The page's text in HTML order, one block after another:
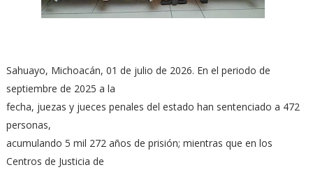
Sahuayo, Michoacán, 01 de julio de 2026. En el periodo de
septiembre de 2025 a la
fecha, juezas y jueces penales del estado han sentenciado a 472
personas,
acumulando 5 mil 272 años de prisión; mientras que en los
Centros de Justicia de